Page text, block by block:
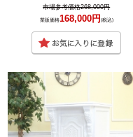
市場参考価格268,000円
業販価格168,000円 (税込)